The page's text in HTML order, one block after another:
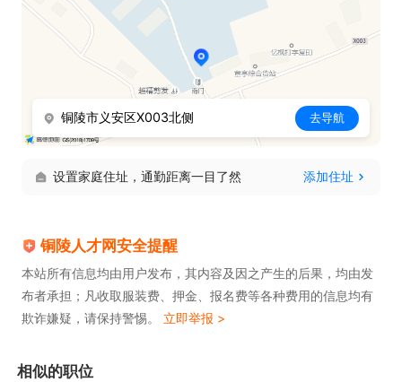
铜陵市义安区X003北侧 去导航
设置家庭住址，通勤距离一目了然 添加住址
铜陵人才网安全提醒
本站所有信息均由用户发布，其内容及因之产生的后果，均由发
布者承担；凡收取服装费、押金、报名费等各种费用的信息均有
欺诈嫌疑，请保持警惕。 立即举报 >
相似的职位